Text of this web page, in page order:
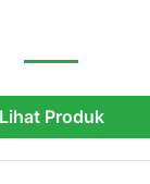
Lihat Produk